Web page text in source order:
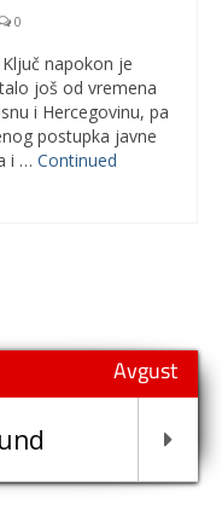
0
napokon je
još od vremena
i Hercegovinu, pa
postupka javne
i … Continued
Avgust